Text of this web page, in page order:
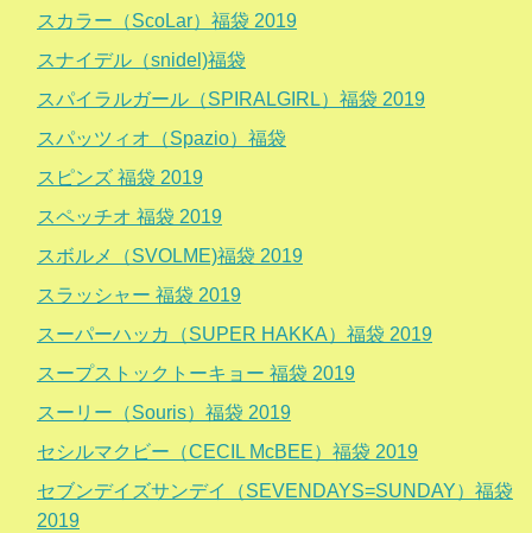
スカラー（ScoLar）福袋 2019
スナイデル（snidel)福袋
スパイラルガール（SPIRALGIRL）福袋 2019
スパッツィオ（Spazio）福袋
スピンズ 福袋 2019
スペッチオ 福袋 2019
スボルメ（SVOLME)福袋 2019
スラッシャー 福袋 2019
スーパーハッカ（SUPER HAKKA）福袋 2019
スープストックトーキョー 福袋 2019
スーリー（Souris）福袋 2019
セシルマクビー（CECIL McBEE）福袋 2019
セブンデイズサンデイ（SEVENDAYS=SUNDAY）福袋
2019